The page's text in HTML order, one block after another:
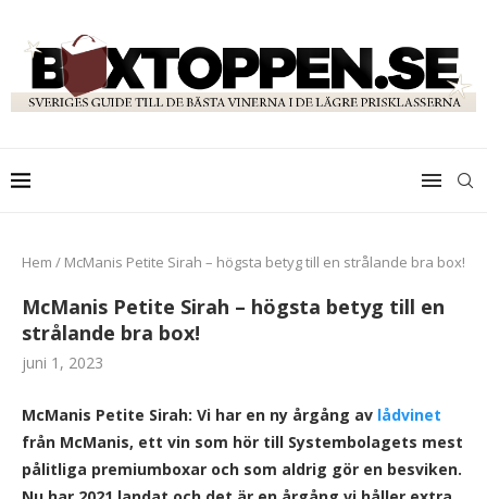
Hem / McManis Petite Sirah – högsta betyg till en strålande bra box!
McManis Petite Sirah – högsta betyg till en
strålande bra box!
juni 1, 2023
McManis Petite Sirah: Vi har en ny årgång av lådvinet
från McManis, ett vin som hör till Systembolagets mest
pålitliga premiumboxar och som aldrig gör en besviken.